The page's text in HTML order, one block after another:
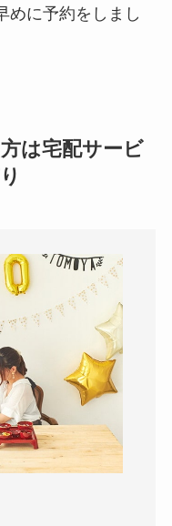
めに予約をしまし
は宅配サービ